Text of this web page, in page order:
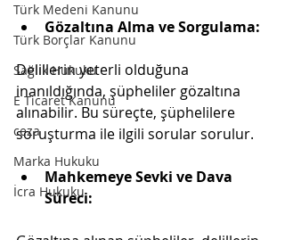
Türk Medeni Kanunu
Türk Borçlar Kanunu
Sağlık Hukuku
E Ticaret Kanunu
ceza
Marka Hukuku
İcra Hukuku
Gözaltına Alma ve Sorgulama:
Delillerin yeterli olduğuna
inanıldığında, şüpheliler gözaltına
alınabilir. Bu süreçte, şüphelilere
soruşturma ile ilgili sorular sorulur.
Mahkemeye Sevki ve Dava
Süreci: